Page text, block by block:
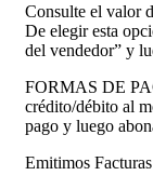
Consulte el valor
De elegir esta
del vendedor” y
FORMAS DE
crédito/débito al
pago y luego
Emitimos